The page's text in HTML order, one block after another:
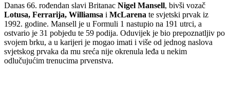
Danas 66. rođendan slavi Britanac Nigel Mansell, bivši vozač
Lotusa, Ferrarija, Williamsa i McLarena te svjetski prvak iz
1992. godine. Mansell je u Formuli 1 nastupio na 191 utrci, a
ostvario je 31 pobjedu te 59 podija. Oduvijek je bio prepoznatljiv po
svojem brku, a u karijeri je mogao imati i više od jednog naslova
svjetskog prvaka da mu sreća nije okrenula leđa u nekim
odlučujućim trenucima prvenstva.